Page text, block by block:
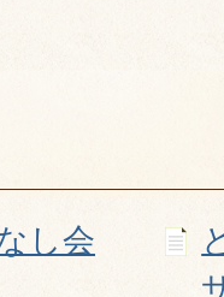
し会